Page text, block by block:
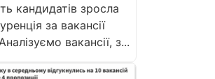
кандидатів зросла
за вакансії
вакансії, з...